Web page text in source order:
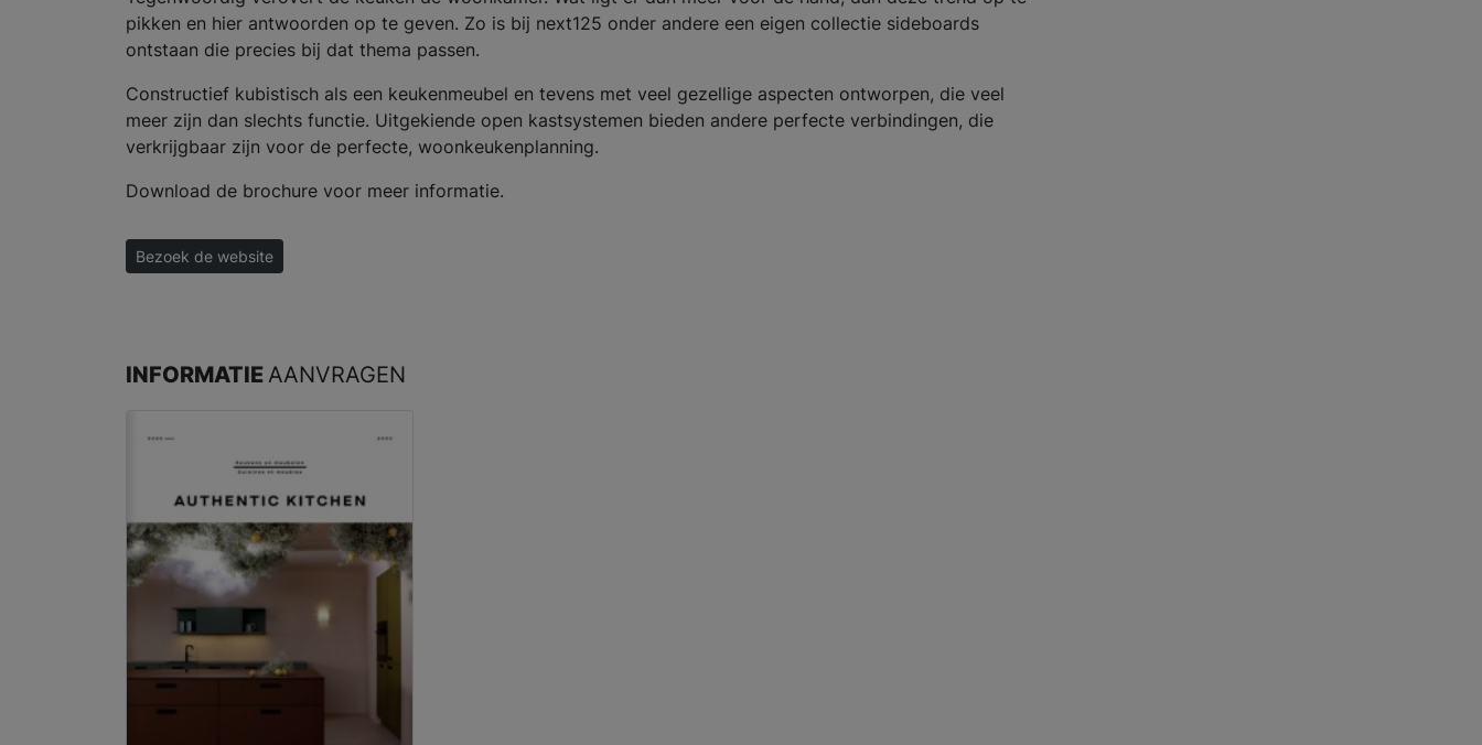
pikken en hier antwoorden op te geven. Zo is bij next125 onder andere een eigen collectie sideboards
ontstaan die precies bij dat thema passen.
Constructief kubistisch als een keukenmeubel en tevens met veel gezellige aspecten ontworpen, die veel
meer zijn dan slechts functie. Uitgekiende open kastsystemen bieden andere perfecte verbindingen, die
verkrijgbaar zijn voor de perfecte, woonkeukenplanning.
Download de brochure voor meer informatie.
Bezoek de website
INFORMATIEAANVRAGEN